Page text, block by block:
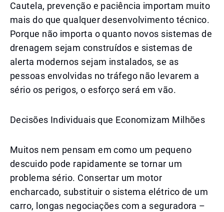
Cautela, prevenção e paciência importam muito
mais do que qualquer desenvolvimento técnico.
Porque não importa o quanto novos sistemas de
drenagem sejam construídos e sistemas de
alerta modernos sejam instalados, se as
pessoas envolvidas no tráfego não levarem a
sério os perigos, o esforço será em vão.
Decisões Individuais que Economizam Milhões
Muitos nem pensam em como um pequeno
descuido pode rapidamente se tornar um
problema sério. Consertar um motor
encharcado, substituir o sistema elétrico de um
carro, longas negociações com a seguradora –